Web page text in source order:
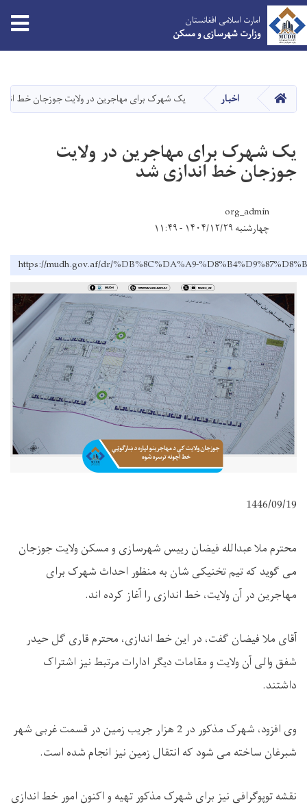
main
content
امارت اسلامی افغانستان
وزارت شهرسازی و مسکن
HOME اخبار یک شهرک برای مهاجرین در ولایت جوزجان خط
یک شهرک برای مهاجرین در ولایت
جوزجان خط اندازی شد
org_admin
چهارشنبه ۱۴۰۴/۱۲/۲۹ - ۱۱:۴۹
https://mudh.gov.af/dr/%DB%8C%DA%A9-
1446/09/19
محترم ملا عبدالله فیضان رییس شهرسازی و مسکن ولایت جوزجان
می گوید که تیم تخنیکی شان به منظور احداث شهرک برای
مهاجرین در آن ولایت، خط اندازی را آغاز کرده اند.
آقای ملا فیضان گفت، در این خط اندازی، محترم قاری گل حیدر
شفق والی آن ولایت و مقامات دیگر ادارات مرتبط نیز اشتراک
داشتند.
وی افزود، شهرک مذکور در 2 هزار جریب زمین در قسمت غربی شهر
شبرغان ساخته می شود که انتقال زمین نیز انجام شده است.
نقشه توپوگرافی نیز برای شهرک مذکور تهیه و اکنون امور خط اندازی